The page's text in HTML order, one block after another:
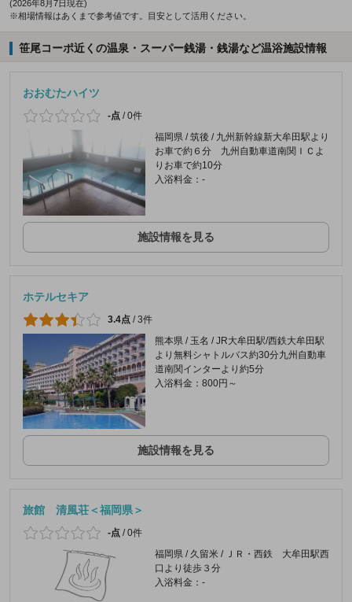
(2026年8月7日現在)
※相場情報はあくまで参考値です。目安として活用ください。
笹尾コーポ近くの温泉・スーパー銭湯・銭湯など温浴施設情報
おおむたハイツ
-点 /0件
福岡県 / 筑後 / 九州新幹線新大牟田駅より
お車で約６分 九州自動車道南関ＩＣよ
りお車で約10分
入浴料金：-
施設情報を見る
ホテルセキア
3.4点 /3件
熊本県 / 玉名 / JR大牟田駅/西鉄大牟田駅
より無料シャトルバス約30分九州自動車
道南関インターより約5分
入浴料金：800円～
施設情報を見る
旅館 清風荘＜福岡県＞
-点 /0件
福岡県 / 久留米 / ＪＲ・西鉄 大牟田駅西
口より徒歩３分
入浴料金：-